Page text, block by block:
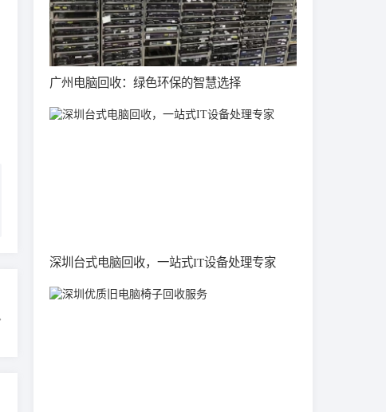
广州电脑回收：绿色环保的智慧选择
深圳台式电脑回收，一站式IT设备处理专家